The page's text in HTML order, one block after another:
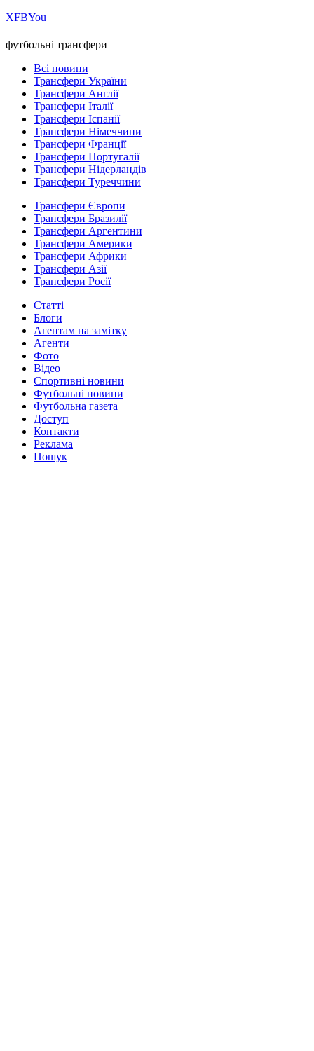
ХFBYou
футбольні трансфери
Всі новини
Трансфери України
Трансфери Англії
Трансфери Італії
Трансфери Іспанії
Трансфери Німеччини
Трансфери Франції
Трансфери Португалії
Трансфери Нідерландів
Трансфери Туреччини
Трансфери Європи
Трансфери Бразилії
Трансфери Аргентини
Трансфери Америки
Трансфери Африки
Трансфери Азії
Трансфери Росії
Статті
Блоги
Агентам на замітку
Агенти
Фото
Відео
Спортивні новини
Футбольні новини
Футбольна газета
Доступ
Контакти
Реклама
Пошук